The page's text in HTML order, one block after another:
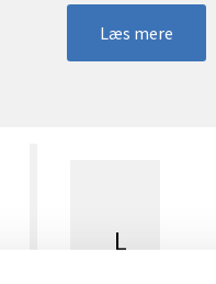
Læs mere
n
L